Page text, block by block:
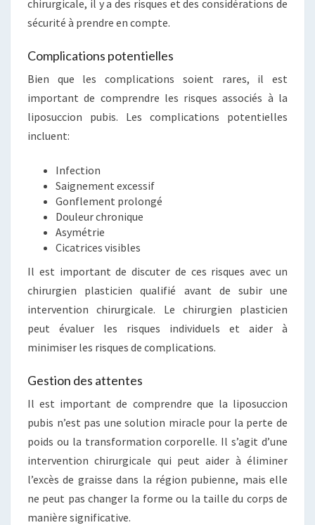
chirurgicale, il y a des risques et des considérations de
sécurité à prendre en compte.
Complications potentielles
Bien que les complications soient rares, il est
important de comprendre les risques associés à la
liposuccion pubis. Les complications potentielles
incluent:
Infection
Saignement excessif
Gonflement prolongé
Douleur chronique
Asymétrie
Cicatrices visibles
Il est important de discuter de ces risques avec un
chirurgien plasticien qualifié avant de subir une
intervention chirurgicale. Le chirurgien plasticien
peut évaluer les risques individuels et aider à
minimiser les risques de complications.
Gestion des attentes
Il est important de comprendre que la liposuccion
pubis n’est pas une solution miracle pour la perte de
poids ou la transformation corporelle. Il s’agit d’une
intervention chirurgicale qui peut aider à éliminer
l’excès de graisse dans la région pubienne, mais elle
ne peut pas changer la forme ou la taille du corps de
manière significative.